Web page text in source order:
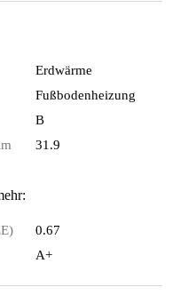
Erdwärme
Fußbodenheizung
B
31.9
0.67
A+